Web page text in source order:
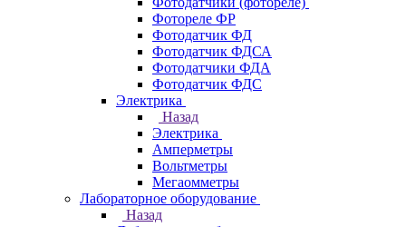
Фотореле ФР
Фотодатчик ФД
Фотодатчик ФДСА
Фотодатчики ФДА
Фотодатчик ФДС
Электрика
Назад
Электрика
Амперметры
Вольтметры
Мегаомметры
Лабораторное оборудование
Назад